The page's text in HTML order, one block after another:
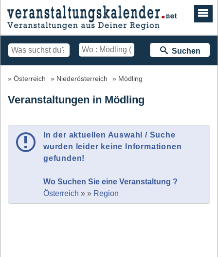
Suchen
Österreich Niederösterreich Mödling
Veranstaltungen in Mödling
In der aktuellen Auswahl / Suche
wurden leider keine Informationen
gefunden!
Wo Suchen Sie eine Veranstaltung ?
Österreich » » Region